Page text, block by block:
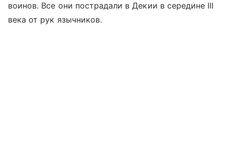
воинов. Все они пострадали в Декии в середине III
века от рук язычников.